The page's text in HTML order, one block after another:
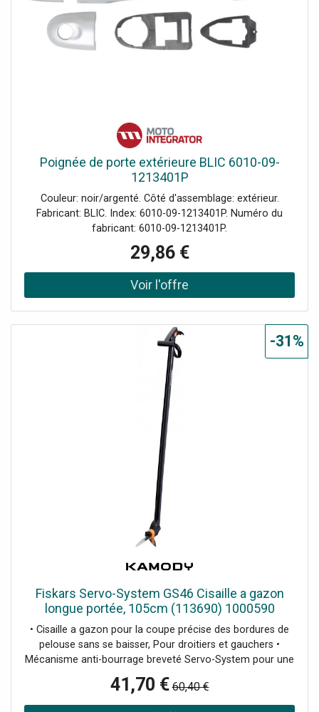
Poignée de porte extérieure BLIC 6010-09-
1213401P
Couleur: noir/argenté. Côté d'assemblage: extérieur.
Fabricant: BLIC. Index: 6010-09-1213401P. Numéro du
fabricant: 6010-09-1213401P.
29,86 €
Fiskars Servo-System GS46 Cisaille a gazon
longue portée, 105cm (113690) 1000590
• Cisaille a gazon pour la coupe précise des bordures de
pelouse sans se baisser, Pour droitiers et gauchers •
Mécanisme anti-bourrage breveté Servo-System pour une
coupe parfaite, Angle de coupe réglable a 360° pour une
utilisation facile dans les zones difficiles d'acces • Prise en
main confortable et travail sans effort grâce au design
41,70 € 60,40 €
-31%